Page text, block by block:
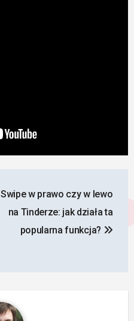
Swipe w prawo czy w lewo
na Tinderze: jak działa ta
popularna funkcja?